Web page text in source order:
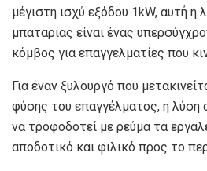
μέγιστη ισχύ εξόδου 1kW, αυτή η
μπαταρίας είναι ένας
κόμβος για επαγγελματίες που
Για έναν ξυλουργό που
φύσης του επαγγέλματος, η λύση
να τροφοδοτεί με ρεύμα τα
αποδοτικό και φιλικό προς το